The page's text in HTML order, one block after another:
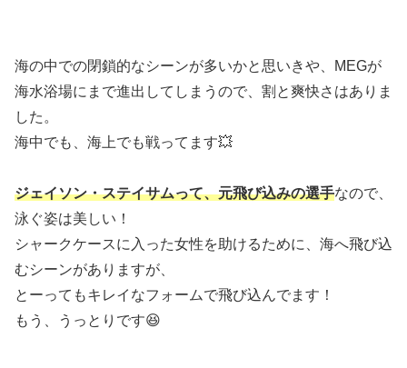
海の中での閉鎖的なシーンが多いかと思いきや、MEGが
海水浴場にまで進出してしまうので、割と爽快さはありま
した。
海中でも、海上でも戦ってます💥
ジェイソン・ステイサムって、元飛び込みの選手なので、
泳ぐ姿は美しい！
シャークケースに入った女性を助けるために、海へ飛び込
むシーンがありますが、
とーってもキレイなフォームで飛び込んでます！
もう、うっとりです😆